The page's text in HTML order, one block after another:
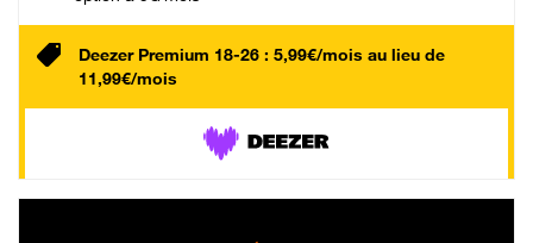
Deezer Premium 18-26 : 5,99€/mois au lieu de
11,99€/mois